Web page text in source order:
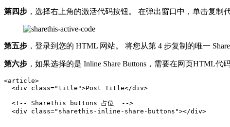
第四步 ，选择右上角的激活代码按钮。 在弹出窗口中，单击复制
第五步 ，登录到您的 HTML 网站。 将您从第 4 步复制的唯一
第六步 ，如果选择的是 Inline Share Buttons，需要在网页HTML代
<article>
  <div class="title">Post Title</div>
  <!-- Sharethis buttons 占位  -->
  <div class="sharethis-inline-share-buttons"></div>